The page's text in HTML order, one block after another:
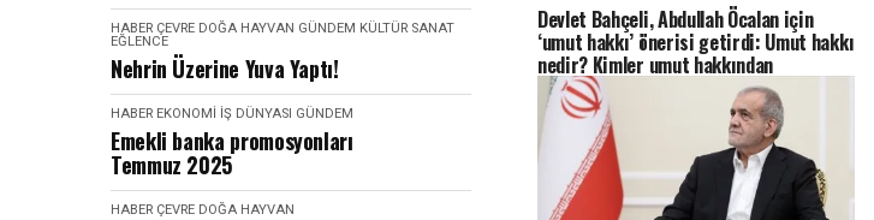
HABER ÇEVRE DOĞA HAYVAN GÜNDEM KÜLTÜR SANAT
EĞLENCE
Nehrin Üzerine Yuva Yaptı!
HABER EKONOMI İŞ DÜNYASI GÜNDEM
Emekli banka promosyonları
Temmuz 2025
HABER ÇEVRE DOĞA HAYVAN
Devlet Bahçeli, Abdullah Öcalan için
‘umut hakkı’ önerisi getirdi: Umut hakkı
nedir? Kimler umut hakkından
yararlanır?